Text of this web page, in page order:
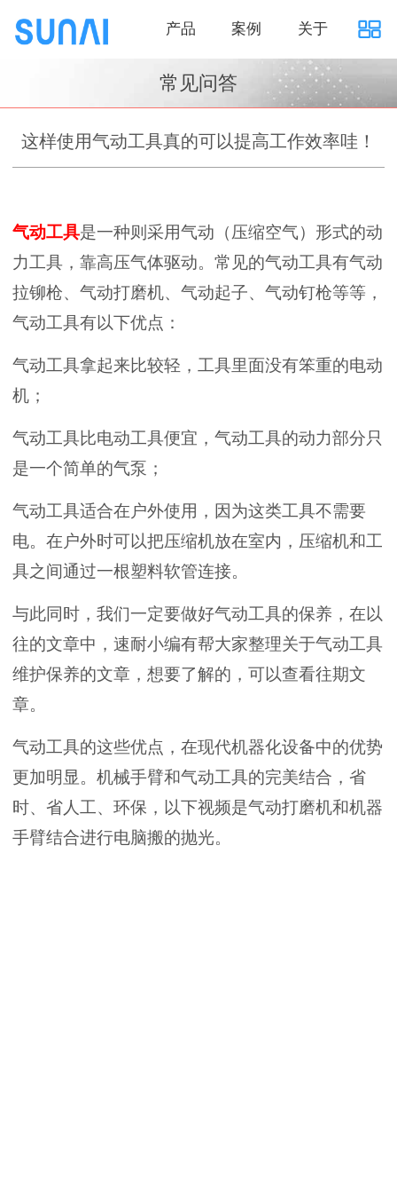
产品 案例 关于
常见问答
这样使用气动工具真的可以提高工作效率哇！
气动工具是一种则采用气动（压缩空气）形式的动
力工具，靠高压气体驱动。常见的气动工具有气动
拉铆枪、气动打磨机、气动起子、气动钉枪等等，
气动工具有以下优点：
气动工具拿起来比较轻，工具里面没有笨重的电动
机；
气动工具比电动工具便宜，气动工具的动力部分只
是一个简单的气泵；
气动工具适合在户外使用，因为这类工具不需要
电。在户外时可以把压缩机放在室内，压缩机和工
具之间通过一根塑料软管连接。
与此同时，我们一定要做好气动工具的保养，在以
往的文章中，速耐小编有帮大家整理关于气动工具
维护保养的文章，想要了解的，可以查看往期文
章。
气动工具的这些优点，在现代机器化设备中的优势
更加明显。机械手臂和气动工具的完美结合，省
时、省人工、环保，以下视频是气动打磨机和机器
手臂结合进行电脑搬的抛光。